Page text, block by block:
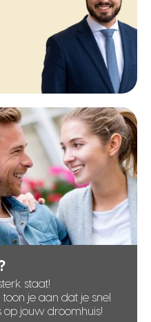
staat!
je aan dat je snel
op jouw droomhuis!